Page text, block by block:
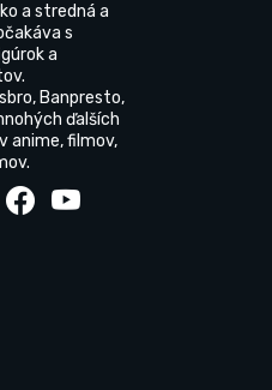
a stredná a
s
a
Banpresto,
ďalších
anime, filmov,